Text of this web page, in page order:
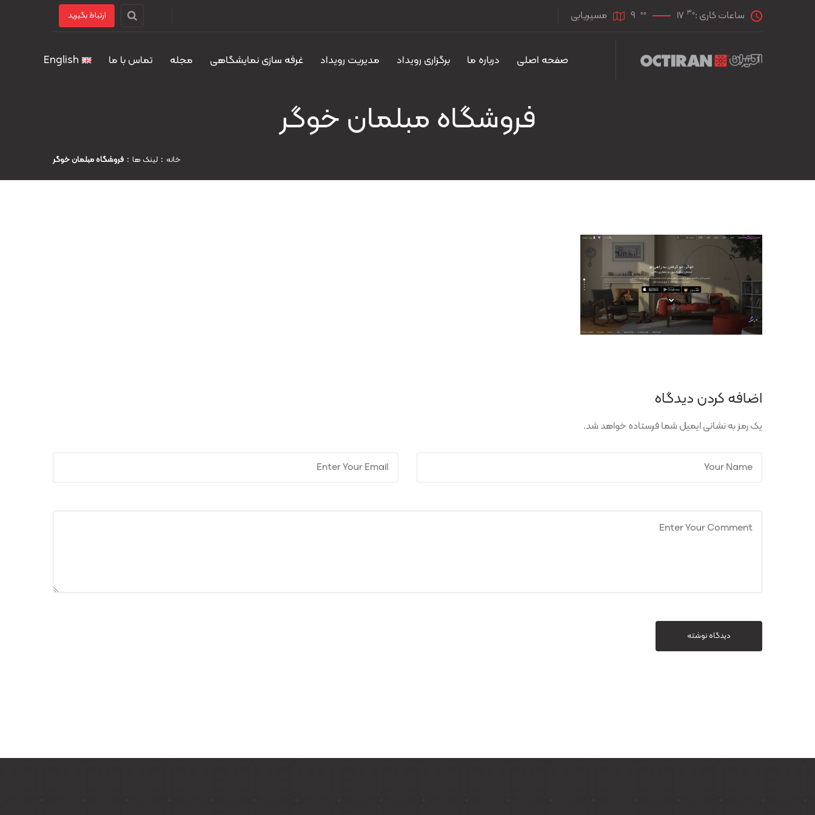
ساعات کاری : 17 30
9 00 مسیریابی ارتباط بگیرید
صفحه اصلی درباره ما برگزاری رویداد مدیریت رویداد غرفه سازی نمایشگاهی مجله تماس با ما English
فروشگاه مبلمان خوگر
خانه لینک ها فروشگاه مبلمان خوگر
اضافه کردن دیدگاه
یک رمز به نشانی ایمیل شما فرستاده خواهد شد.
دیدگاه نوشته